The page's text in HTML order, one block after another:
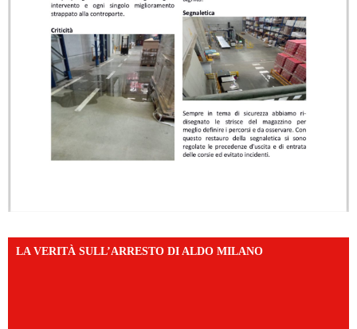
LA VERITÀ SULL’ARRESTO DI ALDO MILANO